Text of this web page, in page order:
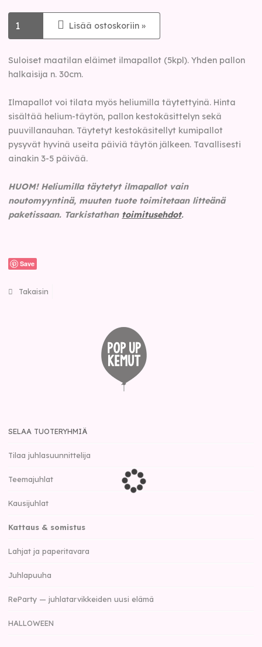
Lisää ostoskoriin »
Suloiset maatilan eläimet ilmapallot (5kpl). Yhden pallon
halkaisija n. 30cm.
Ilmapallot voi tilata myös heliumilla täytettyinä. Hinta
sisältää helium-täytön, pallon kestokäsittelyn sekä
puuvillanauhan. Täytetyt kestokäsitellyt kumipallot
pysyvät hyvinä useita päiviä täytön jälkeen. Tavallisesti
ainakin 3-5 päivää.
HUOM! Heliumilla täytetyt ilmapallot vain
noutomyyntinä, muuten tuote toimitetaan litteänä
paketissaan. Tarkistathan toimitusehdot.
Save
Takaisin
SELAA TUOTERYHMIÄ
Tilaa juhlasuunnittelija
Teemajuhlat
Kausijuhlat
Kattaus & somistus
Lahjat ja paperitavara
Juhlapuuha
ReParty — juhlatarvikkeiden uusi elämä
HALLOWEEN